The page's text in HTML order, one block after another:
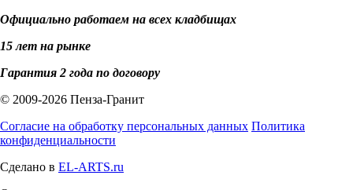
Официально работаем на всех кладбищах
15 лет на рынке
Гарантия 2 года по договору
© 2009-2026 Пенза-Гранит
Согласие на обработку персональных данных Политика
конфиденциальности
Сделано в EL-ARTS.ru